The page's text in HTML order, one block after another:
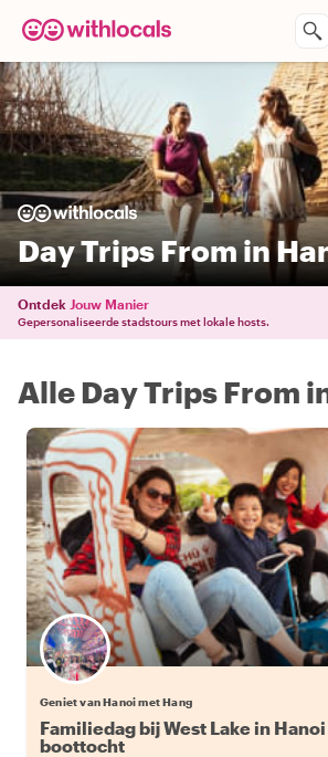
Day Trips From in
Ontdek Jouw Manier
Gepersonaliseerde stadstours met lokale hosts.
Alle Day Trips From
Geniet van Hanoi met Hang
Familiedag bij West Lake in
boottocht